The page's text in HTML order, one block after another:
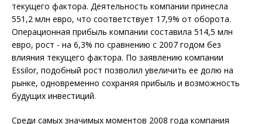
текущего фактора. Деятельность компании принесла
551,2 млн евро, что соответствует 17,9% от оборота.
Операционная прибыль компании составила 514,5 млн
евро, рост - на 6,3% по сравнению с 2007 годом без
влияния текущего фактора. По заявлению компании
Essilor, подобный рост позволил увеличить ее долю на
рынке, одновременно сохраняя прибыль и возможность
будущих инвестиций.
Среди самых значимых моментов 2008 года компания